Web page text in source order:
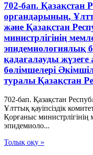
702-бап. Қазақстан
органдарының,
және Қазақстан
министрлiгiнiң
эпидемиологиялық
қадағалауды
бөлімшелері
туралы Қазақстан
702-бап. Қазақстан
Ұлттық қауiпсiздiк
Қорғаныс министрлiгiнiң
эпидемиоло...
Толық оқу »